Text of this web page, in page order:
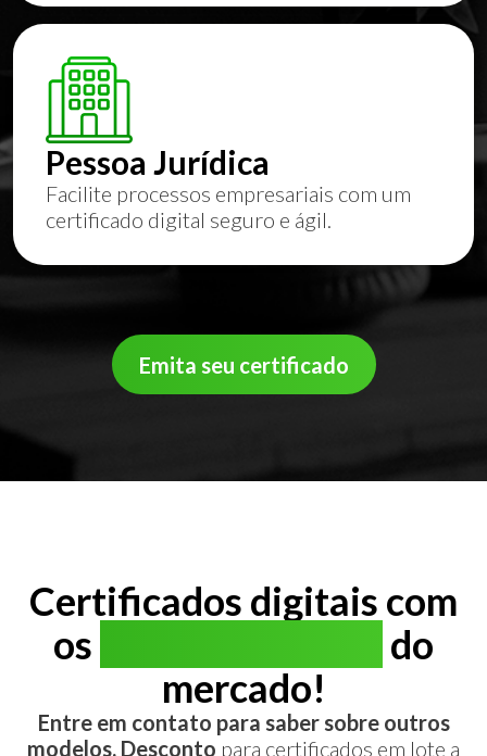
Pessoa Jurídica
Facilite processos empresariais com um
certificado digital seguro e ágil.
Emita seu certificado
Certificados digitais com
os
do
mercado!
Entre em contato para saber sobre outros
modelos. Desconto para certificados em lote a